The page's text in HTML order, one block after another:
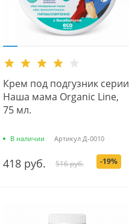
Крем под подгузник серии
Наша мама Organic Line,
75 мл.
В наличии Артикул Д-0010
418 руб. 516 руб. -19%